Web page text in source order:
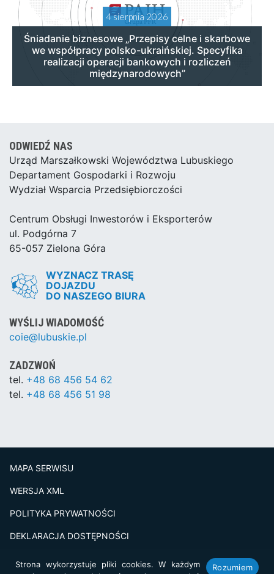
4 sierpnia 2026
Śniadanie biznesowe „Przepisy celne i skarbowe
we współpracy polsko-ukraińskiej. Specyfika
realizacji operacji bankowych i rozliczeń
międzynarodowych”
ODWIEDŹ NAS
Urząd Marszałkowski Województwa Lubuskiego
Departament Gospodarki i Rozwoju
Wydział Wsparcia Przedsiębiorczości
Centrum Obsługi Inwestorów i Eksporterów
ul. Podgórna 7
65-057 Zielona Góra
WYZNACZ TRASĘ
DOJAZDU
DO NASZEGO BIURA
WYŚLIJ WIADOMOŚĆ
coie@lubuskie.pl
ZADZWOŃ
tel. +48 68 456 54 62
tel. +48 68 456 51 98
MAPA SERWISU
WERSJA XML
POLITYKA PRYWATNOŚCI
DEKLARACJA DOSTĘPNOŚCI
Strona wykorzystuje pliki cookies. W każdym
Rozumiem